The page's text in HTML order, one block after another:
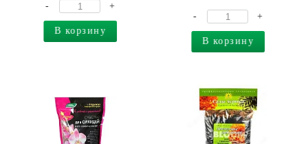
- +
В корзину
- +
В корзину